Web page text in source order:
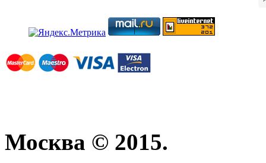
Москва © 2015.